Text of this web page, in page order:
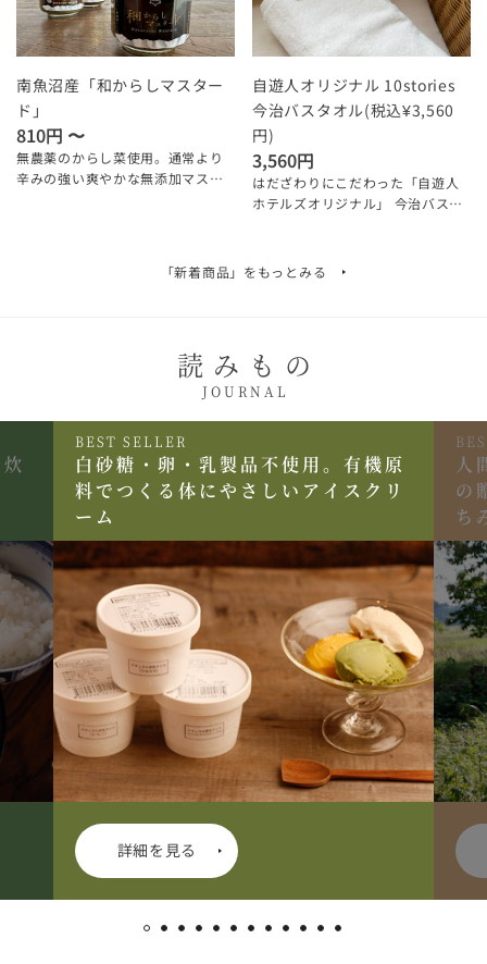
「新着商品」をもっとみる
南魚沼産「和からしマスター
ド」
810円 〜
無農薬のからし菜使用。通常より
辛みの強い爽やかな無添加マスタ
自遊人オリジナル 10stories
今治バスタオル(税込¥3,560
円)
3,560円
はだざわりにこだわった「自遊人
ホテルズオリジナル」 今治バスタ
読みもの
JOURNAL
BEST SELLER
白砂糖・卵・乳製品不使用。有機原
料でつくる体にやさしいアイスクリ
ーム
詳細を見る
人
の
ち